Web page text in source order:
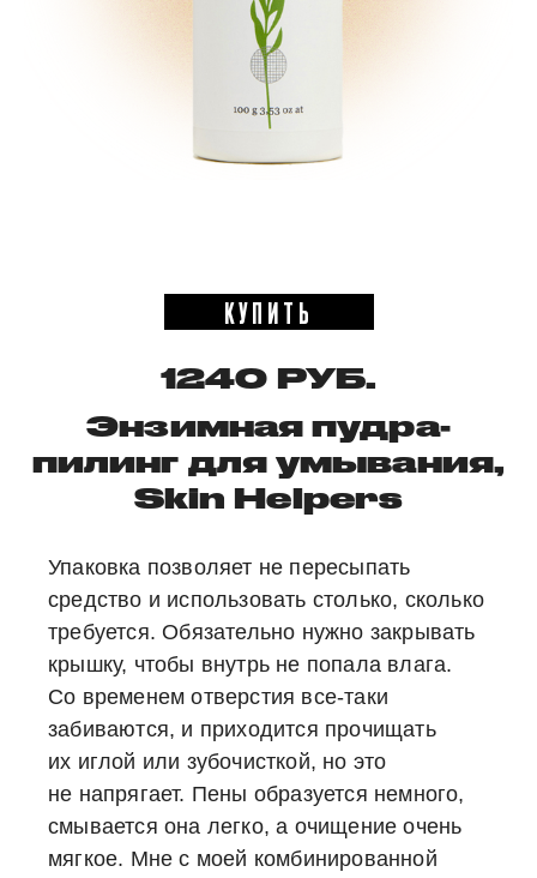
КУПИТЬ
1240 РУБ.
Энзимная пудра-
пилинг для умывания,
Skin Helpers
Упаковка позволяет не пересыпать
средство и использовать столько, сколько
требуется. Обязательно нужно закрывать
крышку, чтобы внутрь не попала влага.
Со временем отверстия все-таки
забиваются, и приходится прочищать
их иглой или зубочисткой, но это
не напрягает. Пены образуется немного,
смывается она легко, а очищение очень
мягкое. Мне с моей комбинированной